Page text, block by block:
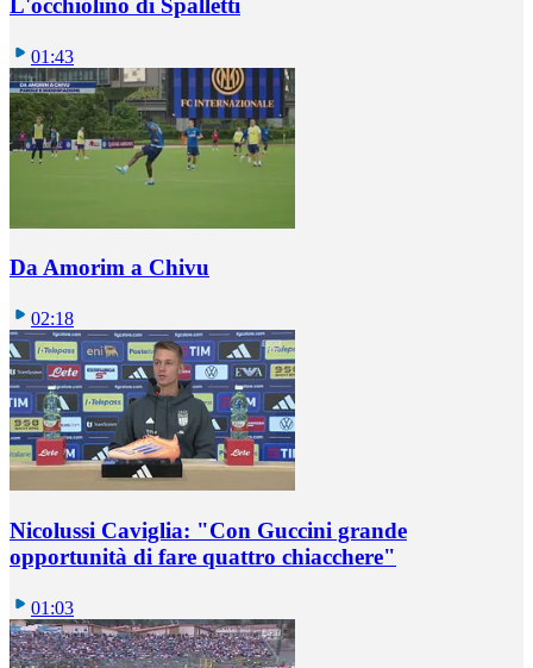
L'occhiolino di Spalletti
01:43
Da Amorim a Chivu
02:18
Nicolussi Caviglia: "Con Guccini grande
opportunità di fare quattro chiacchere"
01:03